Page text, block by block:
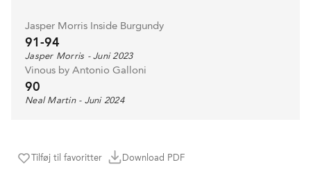
Tilføj til favoritter Download PDF
Jasper Morris Inside Burgundy
91-94
Jasper Morris - Juni 2023
Vinous by Antonio Galloni
90
Neal Martin - Juni 2024